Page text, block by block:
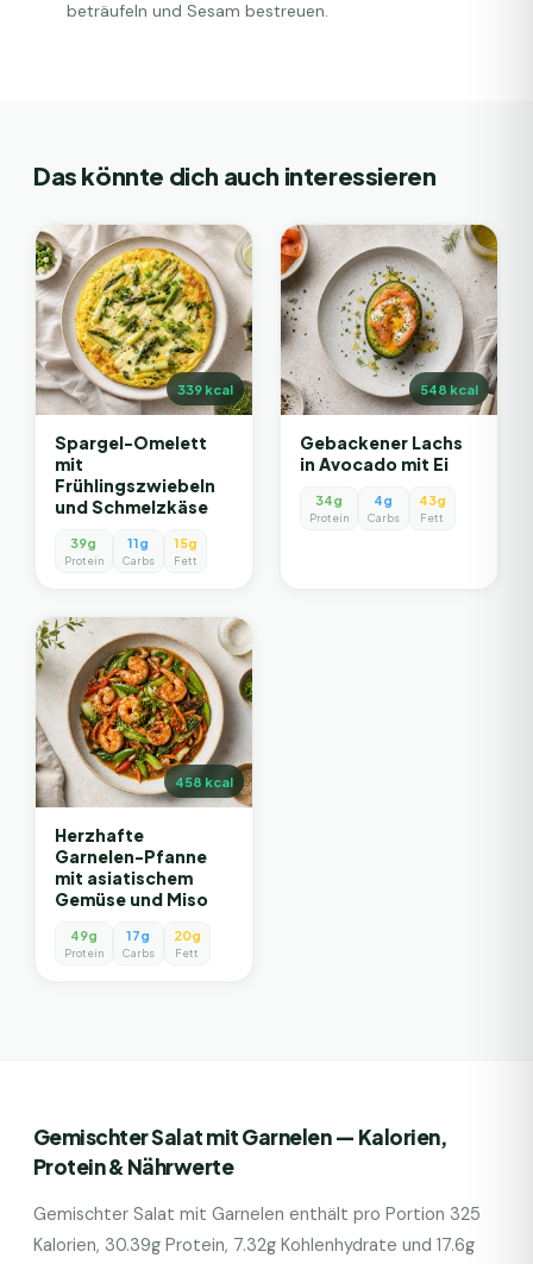
beträufeln und Sesam bestreuen.
Das könnte dich auch interessieren
339kcal
Spargel-Omelett
mit
Frühlingszwiebeln
und Schmelzkäse
39g
Protein
11g
Carbs
15g
Fett
548 kcal
Gebackener Lachs
in Avocado mit Ei
34g
Protein
4g
Carbs
43g
Fett
458 kcal
Herzhafte
Garnelen-Pfanne
mit asiatischem
Gemüse und Miso
49g
Protein
17g
Carbs
20g
Fett
Gemischter Salat mit Garnelen— Kalorien,
Protein & Nährwerte
Gemischter Salat mit Garnelen enthält pro Portion 325
Kalorien, 30.39g Protein, 7.32g Kohlenhydrate und 17.6g